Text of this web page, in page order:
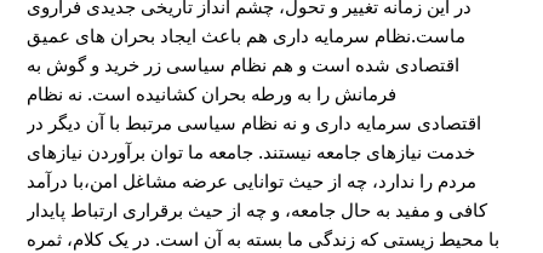
در این زمانه تغییر و تحول، چشم انداز تاریخی جدیدی فراروی
ماست.نظام سرمایه داری هم باعث ایجاد بحران های عمیق
اقتصادی شده است و هم نظام سیاسی زر خرید و گوش به
فرمانش را به ورطه بحران کشانیده است. نه نظام
اقتصادی سرمایه داری و نه نظام سیاسی مرتبط با آن دیگر در
خدمت نیازهای جامعه نیستند. جامعه ما توان برآوردن نیازهای
مردم را ندارد، چه از حیث توانایی عرضه مشاغل امن،با درآمد
کافی و مفید به حال جامعه، و چه از حیث برقراری ارتباط پایدار
با محیط زیستی که زندگی ما بسته به آن است. در یک کلام، ثمره